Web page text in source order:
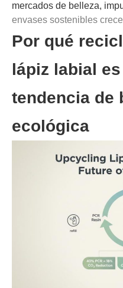
mercados de belleza,
envases sostenibles
Por qué
lápiz labial
tendencia de
ecológica